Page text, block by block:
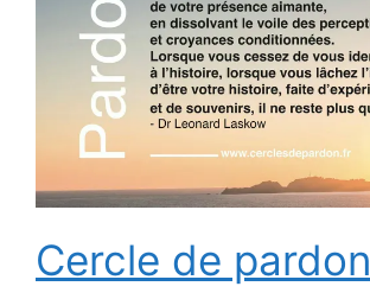
Cercle de pardon